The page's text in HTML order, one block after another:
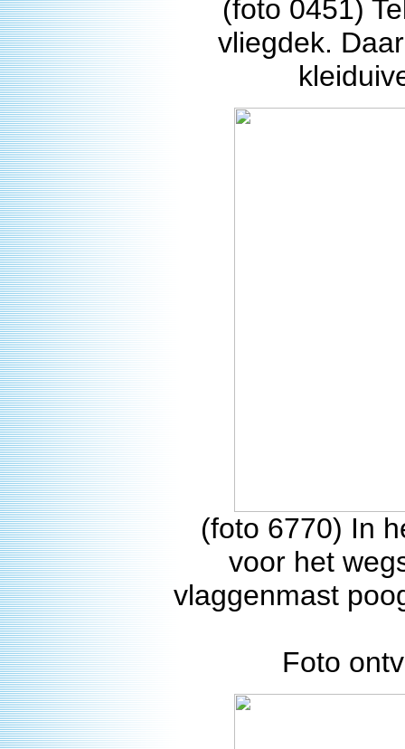
(foto 0451)
vliegdek.
(foto 6770) In
voor het
vlaggenmast
Foto